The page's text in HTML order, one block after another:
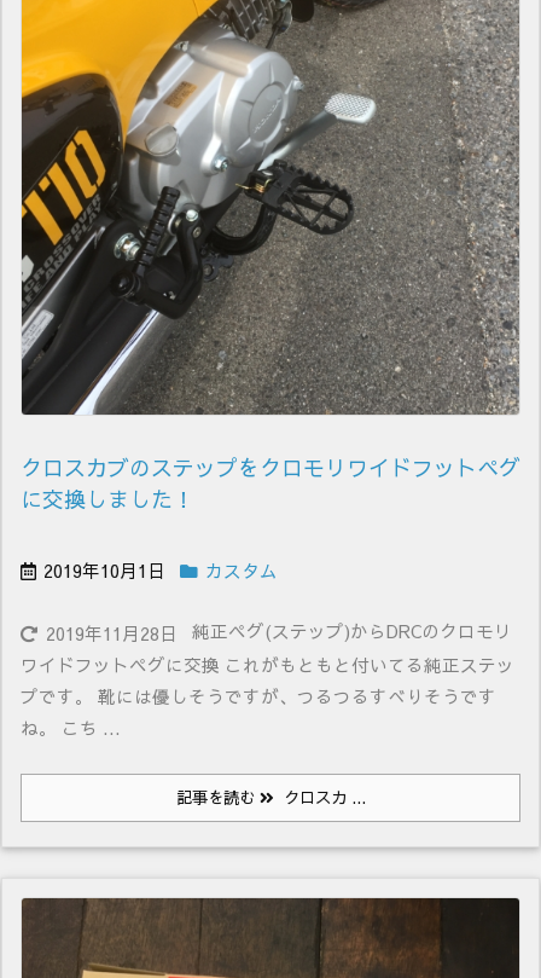
クロスカブのステップをクロモリワイドフットペグ
に交換しました！
2019年10月1日 カスタム
2019年11月28日
純正ペグ(ステップ)からDRCのクロモリ
ワイドフットペグに交換 これがもともと付いてる純正ステッ
プです。 靴には優しそうですが、つるつるすべりそうです
ね。 こち ...
記事を読む クロスカ ...